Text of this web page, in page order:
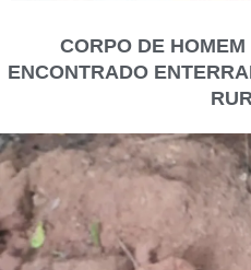
CORPO DE
ENCONTRADO